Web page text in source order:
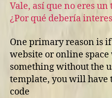
Vale, así que no eres
¿Por qué debería
One primary reason is
website or online
something without the
template, you will have
code